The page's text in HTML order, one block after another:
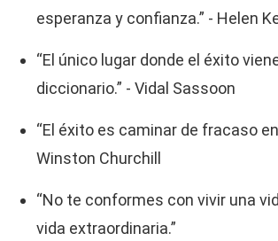
esperanza y confianza.” - Helen
“El único lugar donde el éxito
diccionario.” - Vidal Sassoon
“El éxito es caminar de fracaso
Winston Churchill
“No te conformes con vivir una
vida extraordinaria.”